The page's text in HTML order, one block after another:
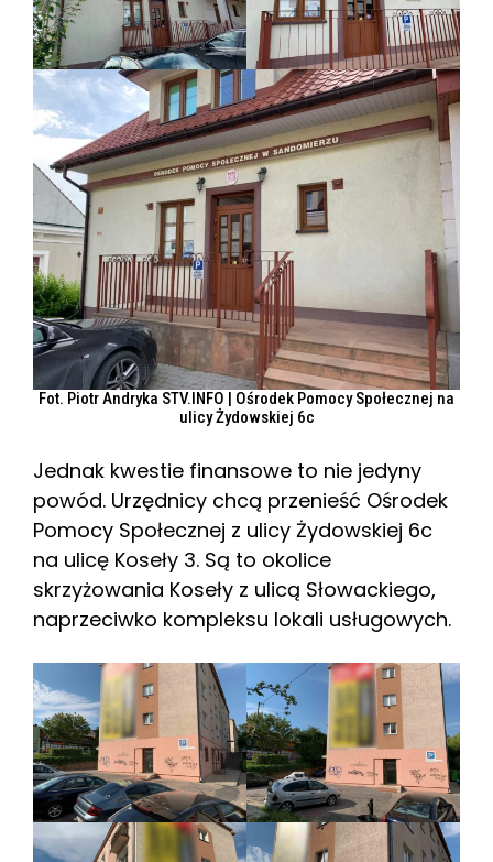
Fot. Piotr Andryka STV.INFO | Ośrodek Pomocy Społecznej na
ulicy Żydowskiej 6c
Jednak kwestie finansowe to nie jedyny
powód. Urzędnicy chcą przenieść Ośrodek
Pomocy Społecznej z ulicy Żydowskiej 6c
na ulicę Koseły 3. Są to okolice
skrzyżowania Koseły z ulicą Słowackiego,
naprzeciwko kompleksu lokali usługowych.